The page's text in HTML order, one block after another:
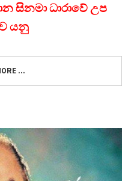
සිනමා ධාරාවේ උප
යනු
...